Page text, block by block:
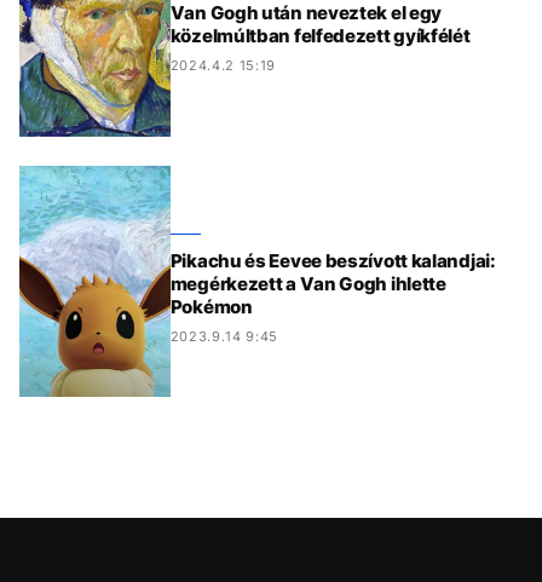
Van Gogh után neveztek el egy
közelmúltban felfedezett gyíkfélét
2024.4.2 15:19
Pikachu és Eevee beszívott kalandjai:
megérkezett a Van Gogh ihlette
Pokémon
2023.9.14 9:45